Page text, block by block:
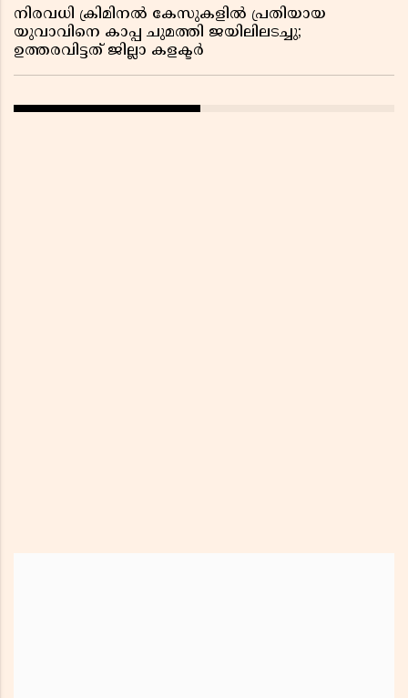
നിരവധി ക്രിമിനൽ കേസുകളിൽ പ്രതിയായ
യുവാവിനെ കാപ്പ ചുമത്തി ജയിലിലടച്ചു;
ഉത്തരവിട്ടത് ജില്ലാ കളക്ടർ